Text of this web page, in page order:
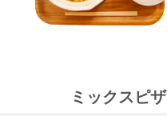
ミックスピザ